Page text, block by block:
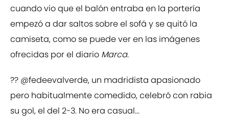
cuando vio que el balón entraba en la portería
empezó a dar saltos sobre el sofá y se quitó la
camiseta, como se puede ver en las imágenes
ofrecidas por el diario Marca.
?? @fedeevalverde, un madridista apasionado
pero habitualmente comedido, celebró con rabia
su gol, el del 2-3. No era casual...